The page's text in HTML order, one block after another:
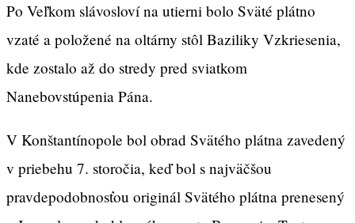
Po Veľkom slávosloví na utierni bolo Sväté plátno
vzaté a položené na oltárny stôl Baziliky Vzkriesenia,
kde zostalo až do stredy pred sviatkom
Nanebovstúpenia Pána.
V Konštantínopole bol obrad Svätého plátna zavedený
v priebehu 7. storočia, keď bol s najväčšou
pravdepodobnosťou originál Svätého plátna prenesený